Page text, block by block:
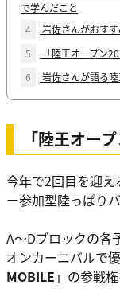
で学んだこと
4
岩佐さんがおす
5
「陸王オープン
6
岩佐さんが語る
「陸王オー
今年で2回目を迎え
ー参加型陸っぱり
A～Dブロックの各
オンカーニバルで
MOBILE 」の参戦